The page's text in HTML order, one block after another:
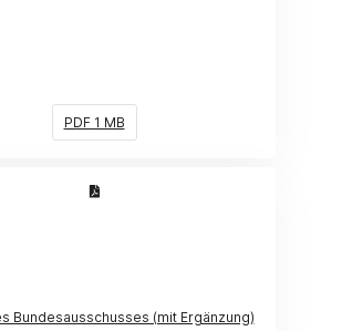
PDF 1 MB
Bundesausschusses (mit Ergänzung)
(Link öffnet ein neues Fenster)